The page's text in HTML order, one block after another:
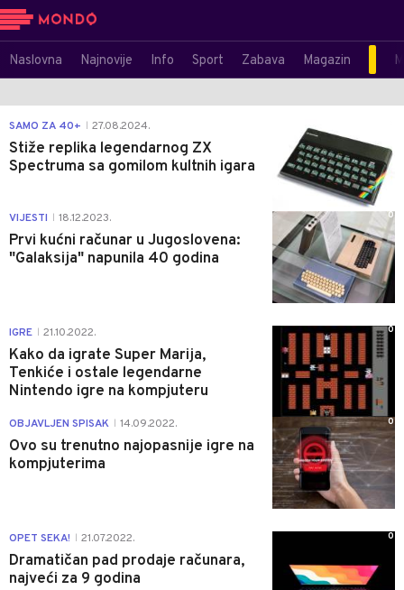
Naslovna Najnovije Info Sport Zabava Magazin
SAMO ZA 40+ 27.08.2024.
Stiže replika legendarnog ZX
Spectruma sa gomilom kultnih igara
VIJESTI 18.12.2023.
Prvi kućni računar u Jugoslovena:
"Galaksija" napunila 40 godina
0
IGRE 21.10.2022.
Kako da igrate Super Marija,
Tenkiće i ostale legendarne
Nintendo igre na kompjuteru
0
OBJAVLJEN SPISAK 14.09.2022.
Ovo su trenutno najopasnije igre na
kompjuterima
0
OPET SEKA! 21.07.2022.
Dramatičan pad prodaje računara,
najveći za 9 godina
0